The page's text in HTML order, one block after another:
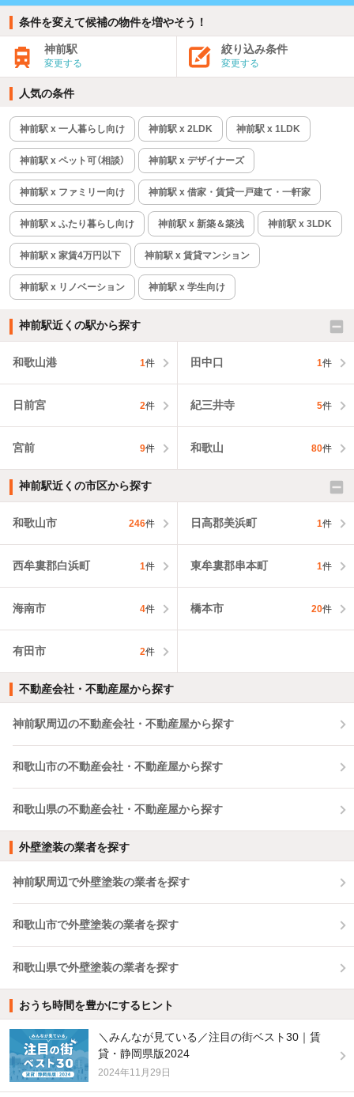
条件を変えて候補の物件を増やそう！
神前駅
変更する
絞り込み条件
変更する
人気の条件
神前駅 x 一人暮らし向け 神前駅 x 2LDK 神前駅 x 1LDK
神前駅 x ペット可（相談） 神前駅 x デザイナーズ
神前駅 x ファミリー向け 神前駅 x 借家・賃貸一戸建て・一軒家
神前駅 x ふたり暮らし向け 神前駅 x 新築＆築浅 神前駅 x 3LDK
神前駅 x 家賃4万円以下 神前駅 x 賃貸マンション
神前駅 x リノベーション 神前駅 x 学生向け
神前駅近くの駅から探す
和歌山港 1件 田中口 1件
日前宮 2件 紀三井寺 5件
宮前 9件 和歌山 80件
神前駅近くの市区から探す
和歌山市 246件 日高郡美浜町 1件
西牟婁郡白浜町 1件 東牟婁郡串本町 1件
海南市 4件 橋本市 20件
有田市 2件
不動産会社・不動産屋から探す
神前駅周辺の不動産会社・不動産屋から探す
和歌山市の不動産会社・不動産屋から探す
和歌山県の不動産会社・不動産屋から探す
外壁塗装の業者を探す
神前駅周辺で外壁塗装の業者を探す
和歌山市で外壁塗装の業者を探す
和歌山県で外壁塗装の業者を探す
おうち時間を豊かにするヒント
＼みんなが見ている／注目の街ベスト30｜賃
貸・静岡県版2024
2024年11月29日